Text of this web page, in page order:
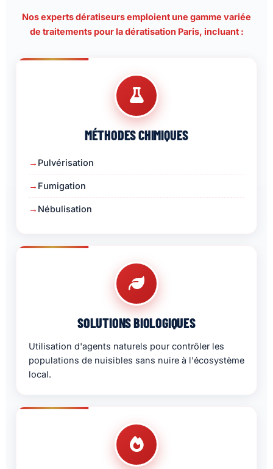
Nos experts dératiseurs emploient une gamme variée
de traitements pour la dératisation Paris, incluant :
MÉTHODES CHIMIQUES
Pulvérisation
Fumigation
Nébulisation
SOLUTIONS BIOLOGIQUES
Utilisation d'agents naturels pour contrôler les
populations de nuisibles sans nuire à l'écosystème
local.